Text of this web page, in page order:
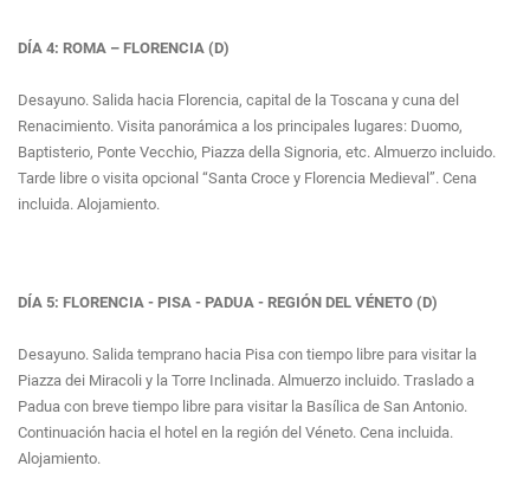
DÍA 4: ROMA – FLORENCIA (D)
Desayuno. Salida hacia Florencia, capital de la Toscana y cuna del
Renacimiento. Visita panorámica a los principales lugares: Duomo,
Baptisterio, Ponte Vecchio, Piazza della Signoria, etc. Almuerzo incluido.
Tarde libre o visita opcional “Santa Croce y Florencia Medieval”. Cena
incluida. Alojamiento.
DÍA 5: FLORENCIA - PISA - PADUA - REGIÓN DEL VÉNETO (D)
Desayuno. Salida temprano hacia Pisa con tiempo libre para visitar la
Piazza dei Miracoli y la Torre Inclinada. Almuerzo incluido. Traslado a
Padua con breve tiempo libre para visitar la Basílica de San Antonio.
Continuación hacia el hotel en la región del Véneto. Cena incluida.
Alojamiento.